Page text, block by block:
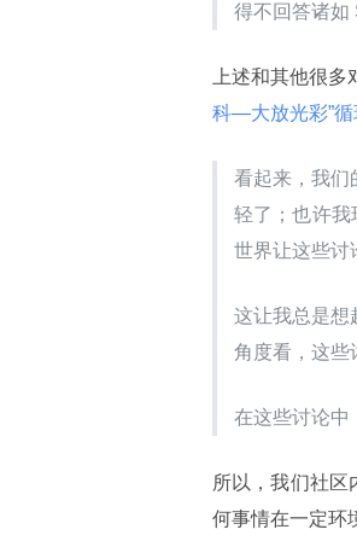
得不回答诸如
上述和其他很
科—大放光彩”
看起来，我们
轻了；也许我
世界让这些讨
这让我总是想
角度看，这些
在这些讨论中
所以，我们社区
何事情在一定环